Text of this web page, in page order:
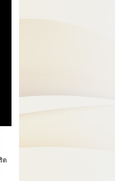
ต